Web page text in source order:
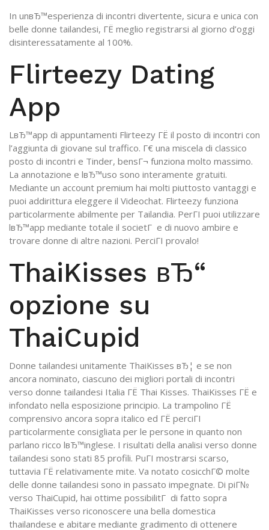
In unвЂ™esperienza di incontri divertente, sicura e unica con
belle donne tailandesi, ГЁ meglio registrarsi al giorno d’oggi
disinteressatamente al 100%.
Flirteezy Dating
App
LвЂ™app di appuntamenti Flirteezy ГЁ il posto di incontri con
l’aggiunta di giovane sul traffico. Г€ una miscela di classico
posto di incontri e Tinder, bensГ¬ funziona molto massimo.
La annotazione e lвЂ™uso sono interamente gratuiti.
Mediante un account premium hai molti piuttosto vantaggi e
puoi addirittura eleggere il Videochat. Flirteezy funziona
particolarmente abilmente per Tailandia. PerГІ puoi utilizzare
lвЂ™app mediante totale il societГ e di nuovo ambire e
trovare donne di altre nazioni. PerciГІ provalo!
ThaiKisses вЂ“
opzione su
ThaiCupid
Donne tailandesi unitamente ThaiKisses вЂ¦ e se non
ancora nominato, ciascuno dei migliori portali di incontri
verso donne tailandesi Italia ГЁ Thai Kisses. ThaiKisses ГЁ e
infondato nella esposizione principio. La trampolino ГЁ
comprensivo ancora sopra italico ed ГЁ perciГІ
particolarmente consigliata per le persone in quanto non
parlano ricco lвЂ™inglese. I risultati della analisi verso donne
tailandesi sono stati 85 profili. PuГІ mostrarsi scarso,
tuttavia ГЁ relativamente mite. Va notato cosicchГ© molte
delle donne tailandesi sono in passato impegnate. Di piГ№
verso ThaiCupid, hai ottime possibilitГ di fatto sopra
ThaiKisses verso riconoscere una bella domestica
thailandese e abitare mediante gradimento di ottenere